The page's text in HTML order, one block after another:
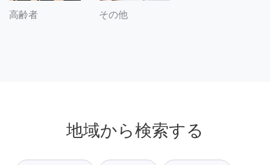
高齢者 その他
地域から検索する